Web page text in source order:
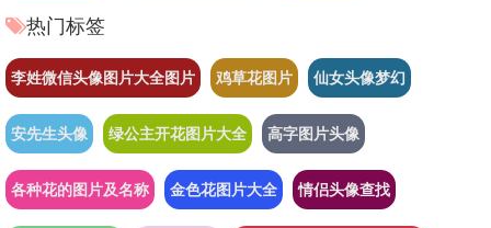
热门标签
李姓微信头像图片大全图片 鸡草花图片 仙女头像梦幻
安先生头像 绿公主开花图片大全 高字图片头像
各种花的图片及名称 金色花图片大全 情侣头像查找